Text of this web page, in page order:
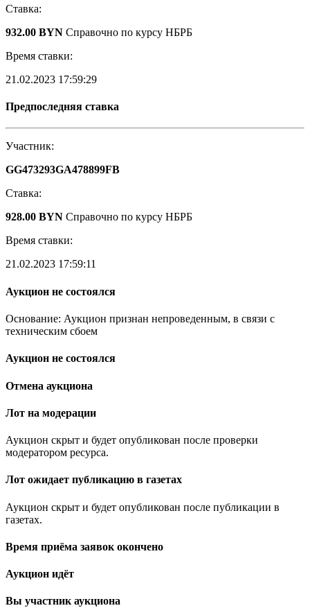
Ставка:
932.00 BYN Справочно по курсу НБРБ
Время ставки:
21.02.2023 17:59:29
Предпоследняя ставка
Участник:
GG473293GA478899FB
Ставка:
928.00 BYN Справочно по курсу НБРБ
Время ставки:
21.02.2023 17:59:11
Аукцион не состоялся
Основание: Аукцион признан непроведенным, в связи с
техническим сбоем
Аукцион не состоялся
Отмена аукциона
Лот на модерации
Аукцион скрыт и будет опубликован после проверки
модератором ресурса.
Лот ожидает публикацию в газетах
Аукцион скрыт и будет опубликован после публикации в
газетах.
Время приёма заявок окончено
Аукцион идёт
Вы участник аукциона